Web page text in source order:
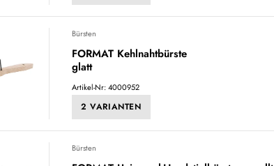
Bürsten
FORMAT Kehlnahtbürste
glatt
Artikel-Nr: 4000952
2 VARIANTEN
Bürsten